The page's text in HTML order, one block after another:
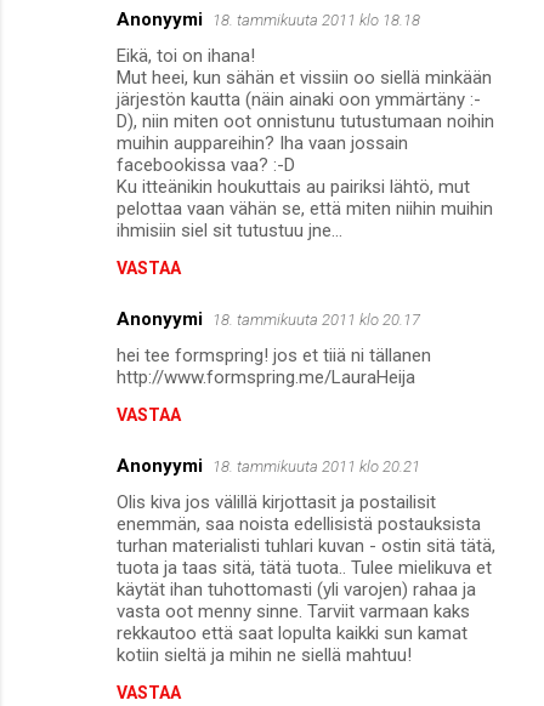
Anonyymi 18. tammikuuta 2011 klo 18.18
Eikä, toi on ihana!
Mut heei, kun sähän et vissiin oo siellä minkään
järjestön kautta (näin ainaki oon ymmärtäny :-
D), niin miten oot onnistunu tutustumaan noihin
muihin auppareihin? Iha vaan jossain
facebookissa vaa? :-D
Ku itteänikin houkuttais au pairiksi lähtö, mut
pelottaa vaan vähän se, että miten niihin muihin
ihmisiin siel sit tutustuu jne...
VASTAA
Anonyymi 18. tammikuuta 2011 klo 20.17
hei tee formspring! jos et tiiä ni tällanen
http://www.formspring.me/LauraHeija
VASTAA
Anonyymi 18. tammikuuta 2011 klo 20.21
Olis kiva jos välillä kirjottasit ja postailisit
enemmän, saa noista edellisistä postauksista
turhan materialisti tuhlari kuvan - ostin sitä tätä,
tuota ja taas sitä, tätä tuota.. Tulee mielikuva et
käytät ihan tuhottomasti (yli varojen) rahaa ja
vasta oot menny sinne. Tarviit varmaan kaks
rekkautoo että saat lopulta kaikki sun kamat
kotiin sieltä ja mihin ne siellä mahtuu!
VASTAA